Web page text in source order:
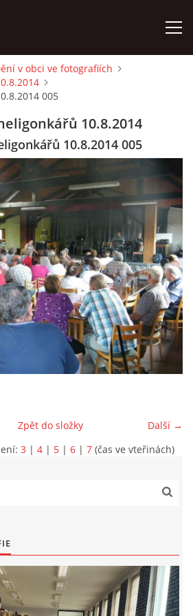
CARSEN
v obci ve fotografiích
005
10.8.2014
10.8.2014 005
Další →
Zpět do složky
3 | 4 | 5 | 6 | 7 (čas ve vteřinách)